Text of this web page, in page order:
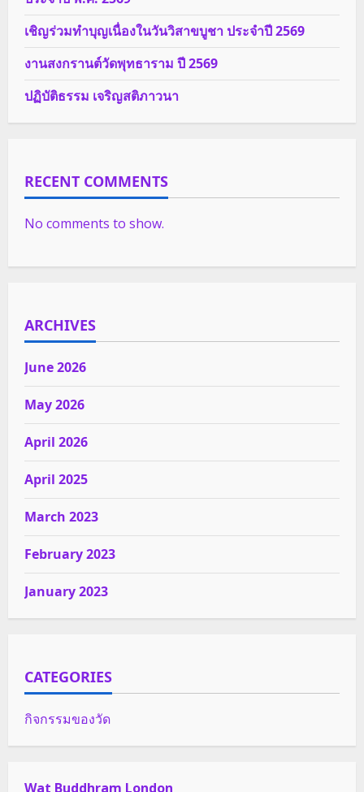
เชิญร่วมทำบุญเนื่องในวันวิสาขบูชา ประจำปี 2569
งานสงกรานต์วัดพุทธาราม ปี 2569
ปฏิบัติธรรม เจริญสติภาวนา
RECENT COMMENTS
No comments to show.
ARCHIVES
June 2026
May 2026
April 2026
April 2025
March 2023
February 2023
January 2023
CATEGORIES
กิจกรรมของวัด
Wat Buddhram London